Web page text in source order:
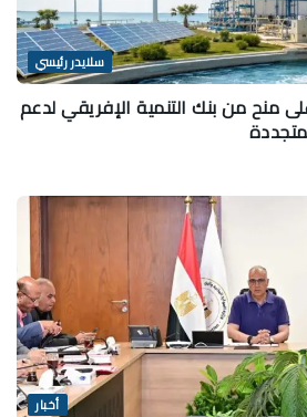
سلايدر رئيسي
منح من بنك التنمية الإفريقي لدعم
أخبار